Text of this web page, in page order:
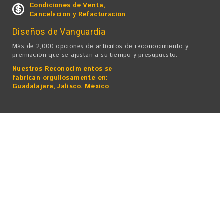
Condiciones de Venta,
Cancelación y Refacturación
Diseños de Vanguardia
Más de 2,000 opciones de artículos de reconocimiento y
premiación que se ajustan a su tiempo y presupuesto.
Nuestros Reconocimientos se
fabrican orgullosamente en:
Guadalajara, Jalisco. México